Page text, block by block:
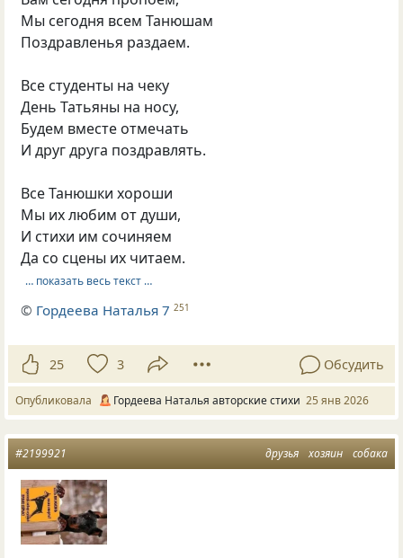
Мы сегодня всем Танюшам
Поздравленья раздаем.
Все студенты на чеку
День Татьяны на носу,
Будем вместе отмечать
И друг друга поздравлять.
Все Танюшки хороши
Мы их любим от души,
И стихи им сочиняем
Да со сцены их читаем.
… показать весь текст …
© Гордеева Наталья 7 251
25 3 Обсудить
Опубликовала Гордеева Наталья авторские стихи 25 янв 2026
друзья хозяин собака
#2199921